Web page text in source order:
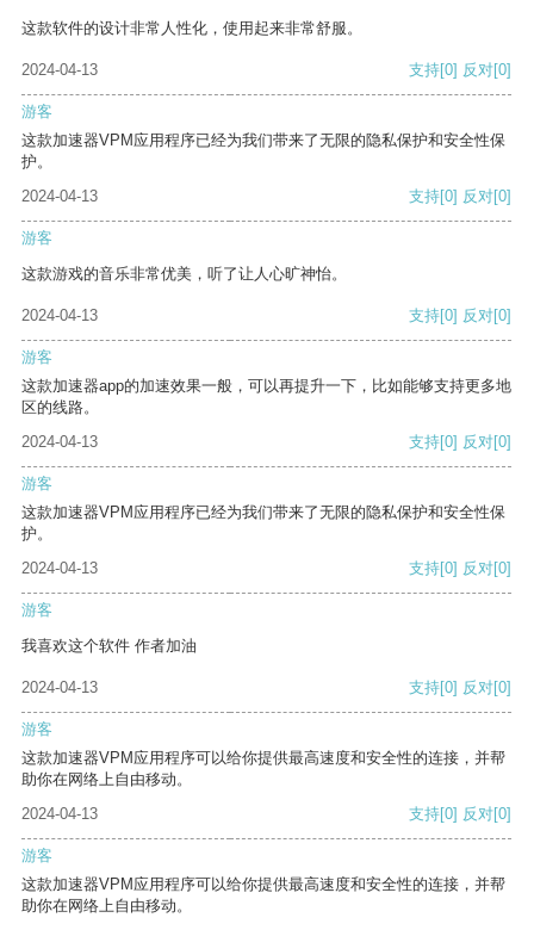
这款软件的设计非常人性化，使用起来非常舒服。
2024-04-13 支持[0] 反对[0]
游客
这款加速器VPM应用程序已经为我们带来了无限的隐私保护和安全性保
护。
2024-04-13
支持[0] 反对[0]
游客
这款游戏的音乐非常优美，听了让人心旷神怡。
2024-04-13 支持[0] 反对[0]
游客
这款加速器app的加速效果一般，可以再提升一下，比如能够支持更多地
区的线路。
2024-04-13
支持[0] 反对[0]
游客
这款加速器VPM应用程序已经为我们带来了无限的隐私保护和安全性保
护。
2024-04-13
支持[0] 反对[0]
游客
我喜欢这个软件 作者加油
2024-04-13 支持[0] 反对[0]
游客
这款加速器VPM应用程序可以给你提供最高速度和安全性的连接，并帮
助你在网络上自由移动。
2024-04-13
支持[0] 反对[0]
游客
这款加速器VPM应用程序可以给你提供最高速度和安全性的连接，并帮
助你在网络上自由移动。